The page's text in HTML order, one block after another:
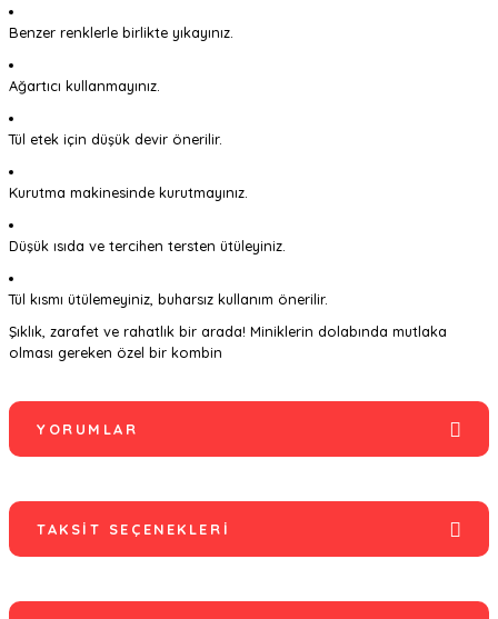
Benzer renklerle birlikte yıkayınız.
Ağartıcı kullanmayınız.
Tül etek için düşük devir önerilir.
Kurutma makinesinde kurutmayınız.
Düşük ısıda ve tercihen tersten ütüleyiniz.
Tül kısmı ütülemeyiniz, buharsız kullanım önerilir.
Şıklık, zarafet ve rahatlık bir arada! Miniklerin dolabında mutlaka
olması gereken özel bir kombin
YORUMLAR
Bu ürüne ilk yorumu siz yapın!
TAKSIT SEÇENEKLERI